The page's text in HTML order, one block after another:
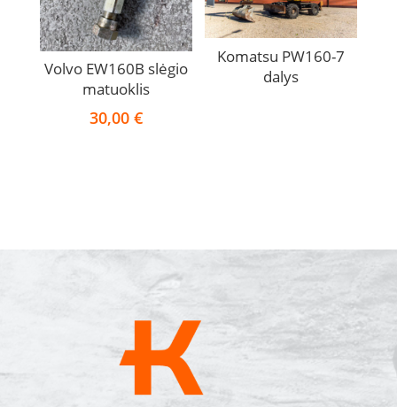
Volvo EW160B slėgio
matuoklis
30,00 €
Komatsu PW160-7
dalys